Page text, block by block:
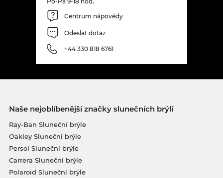
Centrum nápovědy
Odeslat dotaz
+44 330 818 6761
Naše nejoblíbenější značky slunečních brýlí
Ray-Ban Sluneční brýle
Oakley Sluneční brýle
Persol Sluneční brýle
Carrera Sluneční brýle
Polaroid Sluneční brýle